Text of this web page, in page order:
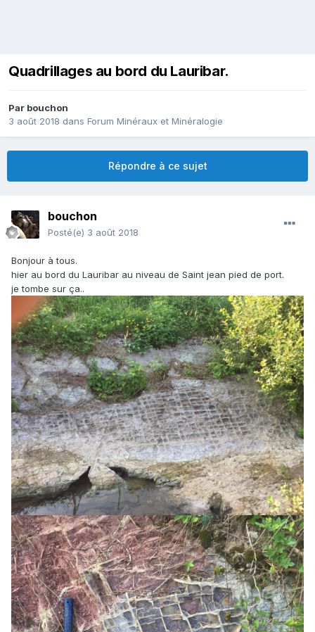
Quadrillages au bord du Lauribar.
Par bouchon
3 août 2018 dans Forum Minéraux et Minéralogie
Répondre à ce sujet
bouchon
Posté(e) 3 août 2018
Bonjour à tous.
hier au bord du Lauribar au niveau de Saint jean pied de port.
je tombe sur ça..